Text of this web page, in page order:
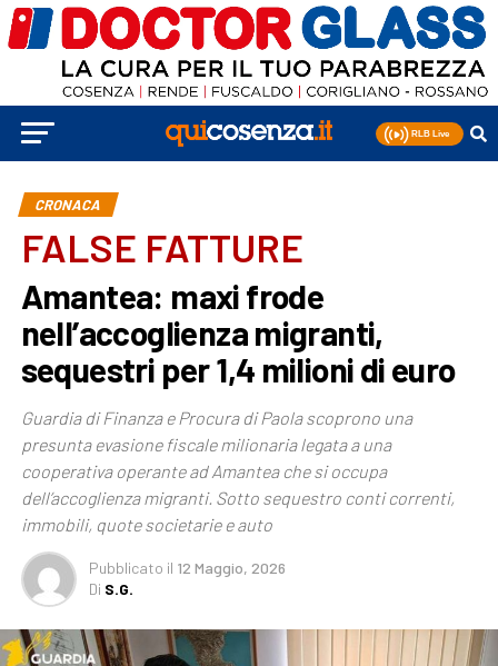
CRONACA
FALSE FATTURE
Amantea: maxi frode
nell’accoglienza migranti,
sequestri per 1,4 milioni di euro
Guardia di Finanza e Procura di Paola scoprono una
presunta evasione fiscale milionaria legata a una
cooperativa operante ad Amantea che si occupa
dell’accoglienza migranti. Sotto sequestro conti correnti,
immobili, quote societarie e auto
Pubblicato il 12 Maggio, 2026
Di S.G.